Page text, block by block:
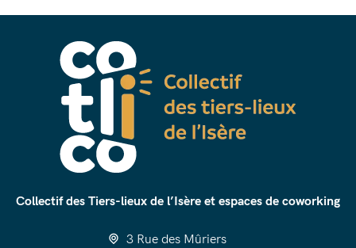
Collectif des Tiers-lieux de l’Isère et espaces de coworking
3 Rue des Mûriers